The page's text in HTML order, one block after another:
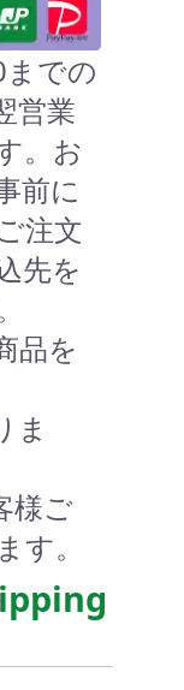
での
営業
。お
前に
注文
先を
品を
ま
様ご
す。